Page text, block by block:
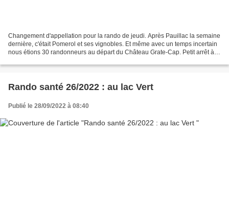
Changement d'appellation pour la rando de jeudi. Après Pauillac la semaine
dernière, c'était Pomerol et ses vignobles. Et même avec un temps incertain
nous étions 30 randonneurs au départ du Château Grate-Cap. Petit arrêt à
Rando santé 26/2022 : au lac Vert
Publié le 28/09/2022 à 08:40